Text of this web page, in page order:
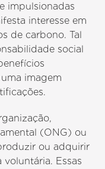
impulsionadas
interesse em
de carbono. Tal
social
imagem
(ONG) ou
ou adquirir
Essas